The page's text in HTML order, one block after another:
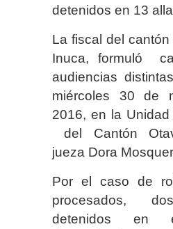
detenidos en 13
La fiscal del
Inuca, formuló
audiencias
miércoles 30 de
2016, en la Unidad
del Cantón
jueza Dora
Por el caso de
procesados,
detenidos en